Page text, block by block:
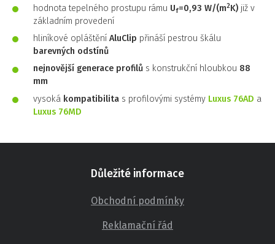
hodnota tepelného prostupu rámu Uf=0,93 W/(m2K) již v
základním provedení
hliníkové opláštění AluClip přináší pestrou škálu
barevných odstínů
nejnovější generace profilů s konstrukční hloubkou 88
mm
vysoká kompatibilita s profilovými systémy Luxus 76AD a
Luxus 76MD
Důležité informace
Obchodní podmínky
Reklamační řád